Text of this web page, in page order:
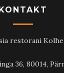
restorani
36, 80014,